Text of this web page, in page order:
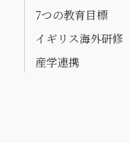
7つの教育目標
イギリス海外研修
産学連携